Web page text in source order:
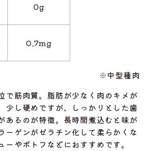
0g
0.7mg
※中型種肉
で筋肉質。脂肪が少なく肉のキメが
少し硬めですが、しっかりとした歯
あるのが特徴。長時間煮込むと味が
ーゲンがゼラチン化して柔らかくな
ーやポトフなどにおすすめです。